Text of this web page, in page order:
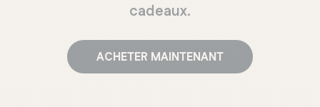
cadeaux.
ACHETER MAINTENANT